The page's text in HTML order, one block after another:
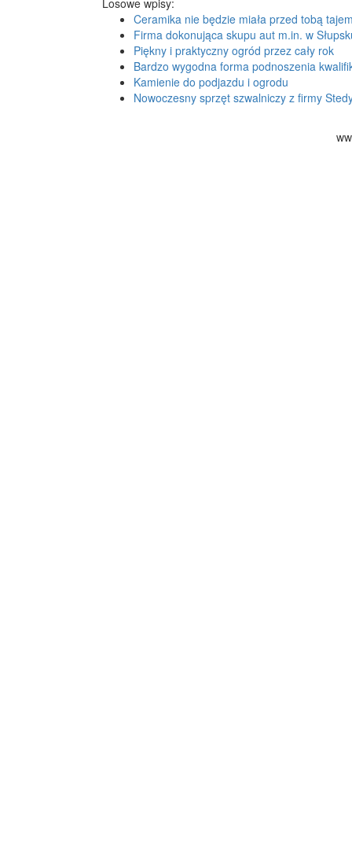
Losowe wpisy:
Ceramika nie będzie miała przed tobą
Firma dokonująca skupu aut m.in. w
Piękny i praktyczny ogród przez cały rok
Bardzo wygodna forma podnoszenia
Kamienie do podjazdu i ogrodu
Nowoczesny sprzęt szwalniczy z firmy